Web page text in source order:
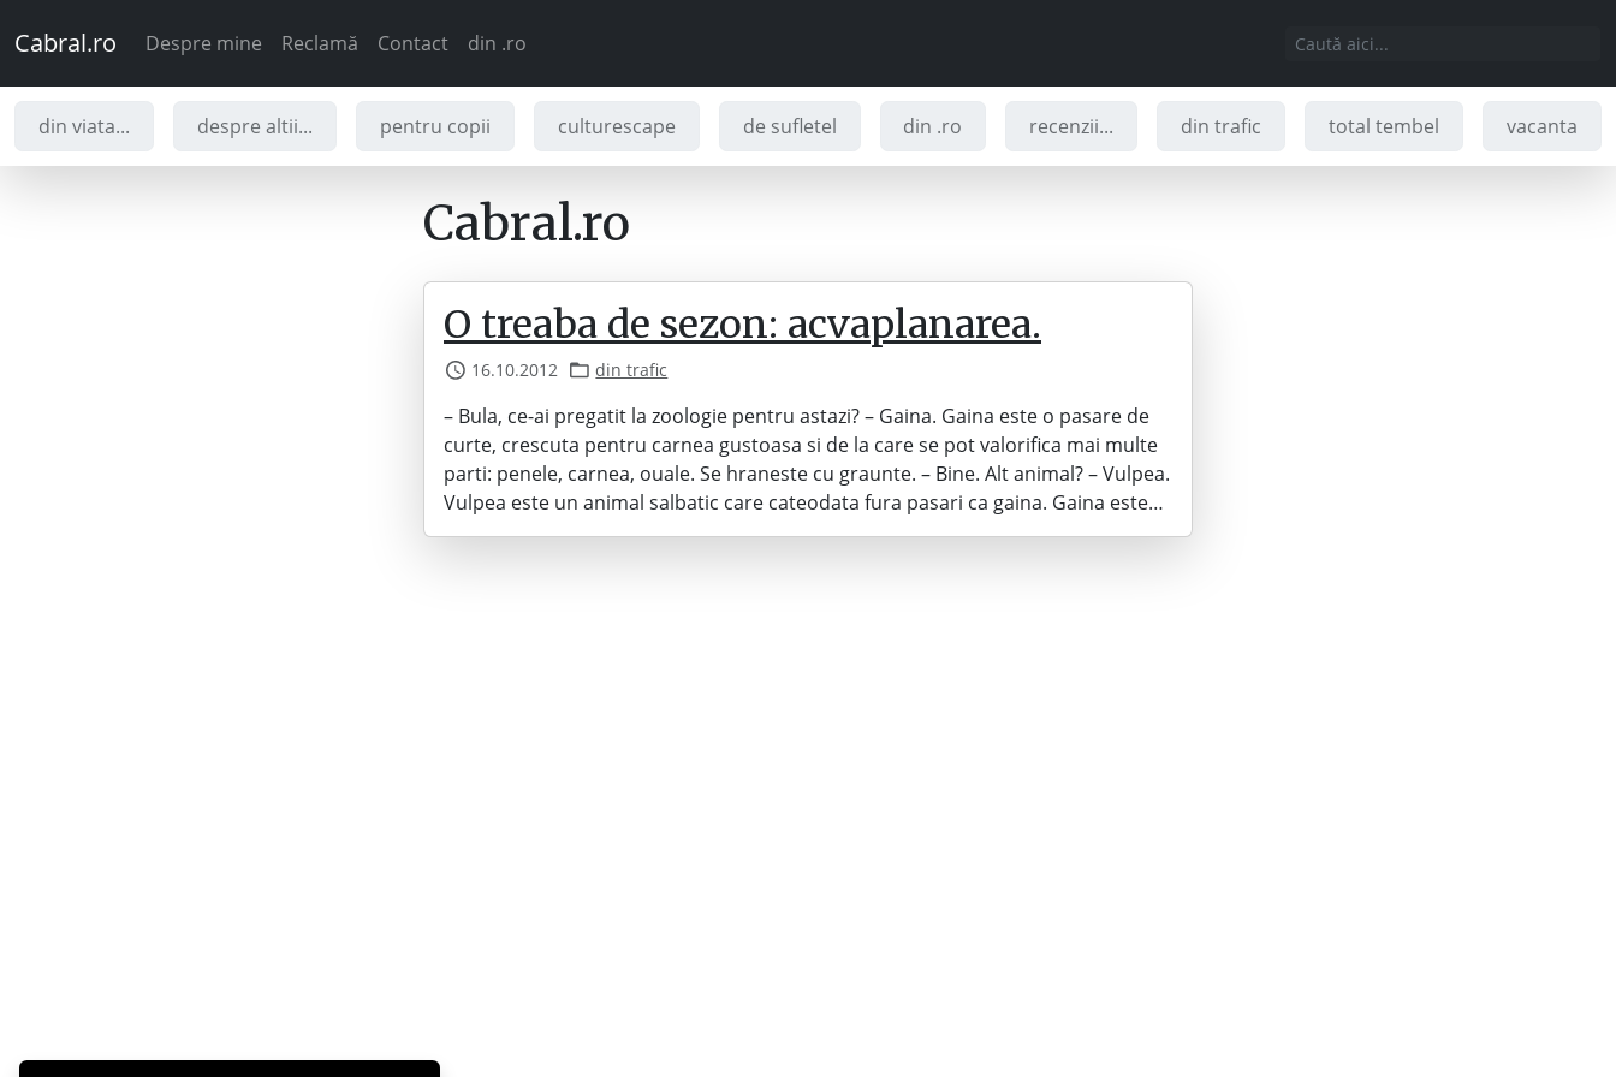
Cabral.ro Despre mine Reclamă Contact din .ro
din viata... despre altii... pentru copii culturescape de sufletel din .ro recenzii... din trafic total tembel vacanta
Cabral.ro
O treaba de sezon: acvaplanarea.
16.10.2012 din trafic
– Bula, ce-ai pregatit la zoologie pentru astazi? – Gaina. Gaina este o pasare de
curte, crescuta pentru carnea gustoasa si de la care se pot valorifica mai multe
parti: penele, carnea, ouale. Se hraneste cu graunte. – Bine. Alt animal? – Vulpea.
Vulpea este un animal salbatic care cateodata fura pasari ca gaina. Gaina este…